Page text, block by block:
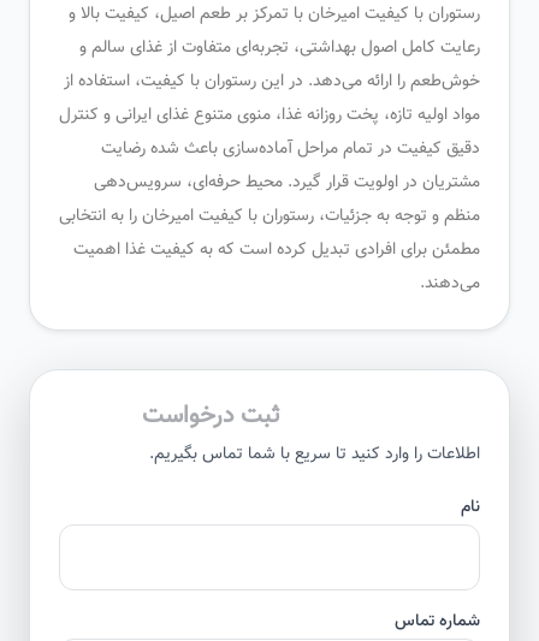
رستوران با کیفیت امیرخان با تمرکز بر طعم اصیل، کیفیت بالا و
رعایت کامل اصول بهداشتی، تجربه‌ای متفاوت از غذای سالم و
خوش‌طعم را ارائه می‌دهد. در این رستوران با کیفیت، استفاده از
مواد اولیه تازه، پخت روزانه غذا، منوی متنوع غذای ایرانی و کنترل
دقیق کیفیت در تمام مراحل آماده‌سازی باعث شده رضایت
مشتریان در اولویت قرار گیرد. محیط حرفه‌ای، سرویس‌دهی
منظم و توجه به جزئیات، رستوران با کیفیت امیرخان را به انتخابی
مطمئن برای افرادی تبدیل کرده است که به کیفیت غذا اهمیت
می‌دهند.
ثبت درخواست
اطلاعات را وارد کنید تا سریع با شما تماس بگیریم.
شماره تماس